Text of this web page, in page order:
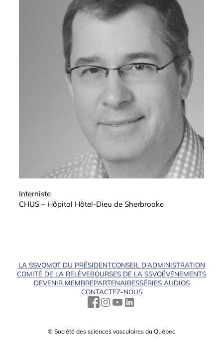
Interniste
CHUS – Hôpital Hôtel-Dieu de Sherbrooke
LA SSVQMOT DU PRÉSIDENTCONSEIL D’ADMINISTRATION
COMITÉ DE LA RELÈVEBOURSES DE LA SSVQÉVÉNEMENTS
DEVENIR MEMBREPARTENAIRESSÉRIES AUDIOS
CONTACTEZ-NOUS
© Société des sciences vasculaires du Québec